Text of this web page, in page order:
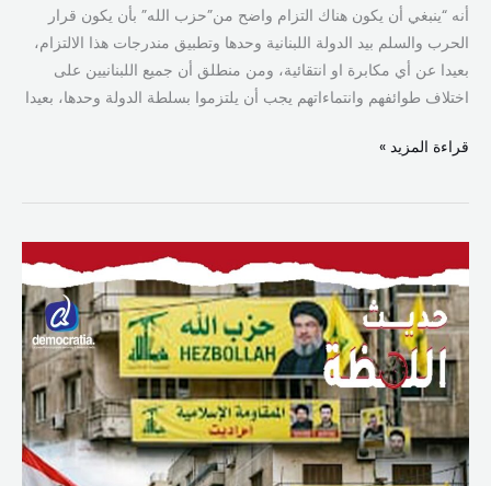
أنه “ينبغي أن يكون هناك التزام واضح من”حزب الله” بأن يكون قرار
الحرب والسلم بيد الدولة اللبنانية وحدها وتطبيق مندرجات هذا الالتزام،
بعيدا عن أي مكابرة او انتقائية، ومن منطلق أن جميع اللبنانيين على
اختلاف طوائفهم وانتماءاتهم يجب أن يلتزموا بسلطة الدولة وحدها، بعيدا
قراءة المزيد »
آخر
مَن..
يؤثّر!